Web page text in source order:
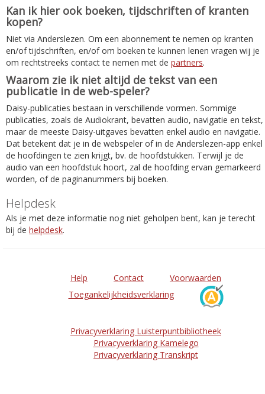
Kan ik hier ook boeken, tijdschriften of kranten
kopen?
Niet via Anderslezen. Om een abonnement te nemen op kranten
en/of tijdschriften, en/of om boeken te kunnen lenen vragen wij je
om rechtstreeks contact te nemen met de partners.
Waarom zie ik niet altijd de tekst van een
publicatie in de web-speler?
Daisy-publicaties bestaan in verschillende vormen. Sommige
publicaties, zoals de Audiokrant, bevatten audio, navigatie en tekst,
maar de meeste Daisy-uitgaves bevatten enkel audio en navigatie.
Dat betekent dat je in de webspeler of in de Anderslezen-app enkel
de hoofdingen te zien krijgt, bv. de hoofdstukken. Terwijl je de
audio van een hoofdstuk hoort, zal de hoofding ervan gemarkeerd
worden, of de paginanummers bij boeken.
Helpdesk
Als je met deze informatie nog niet geholpen bent, kan je terecht
bij de helpdesk.
Help Contact
Voorwaarden
Toegankelijkheidsverklaring
Privacyverklaring Luisterpuntbibliotheek
Privacyverklaring Kamelego
Privacyverklaring Transkript